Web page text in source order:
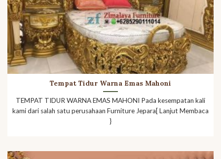
Tempat Tidur Warna Emas Mahoni
TEMPAT TIDUR WARNA EMAS MAHONI Pada kesempatan kali
kami dari salah satu perusahaan Furniture Jepara[ Lanjut Membaca
}